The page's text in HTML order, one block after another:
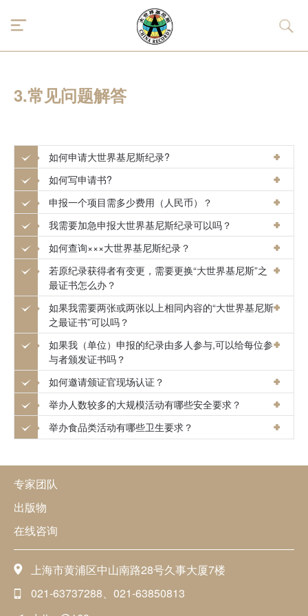
3.常见问题解答
如何申请大世界基尼斯纪录?
如何写申请书?
申报一个项目需多少费用（人民币）？
我需要加急申报大世界基尼斯纪录可以吗？
如何查询×××大世界基尼斯纪录？
若原纪录获得者有变更，需要更换“大世界基尼斯”之
最证书怎么办？
如果我需要两张或两张以上相同内容的“大世界基尼斯
之最证书”可以吗？
如果我（单位）申报的纪录由多人参与,可以给每位参
与者颁发证书吗？
如何邀请颁证官现场认证？
举办人数较多的大规模活动有哪些安全要求？
举办食品类活动有哪些卫生要求？
专家团队
出版物
在线咨询
上海市黄浦区中山南路28号久事大厦7楼
021-63737288、021-63850813